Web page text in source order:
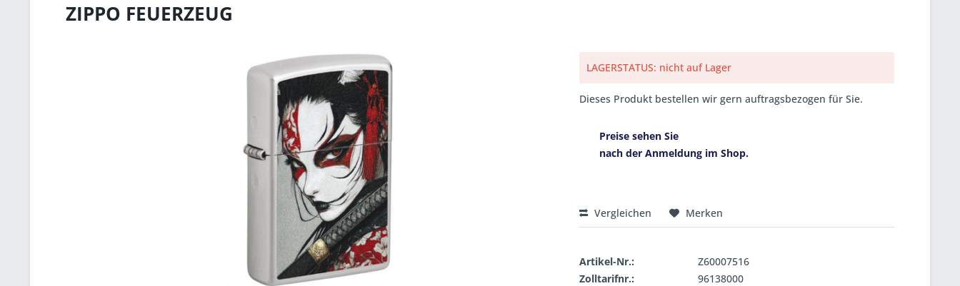
ZIPPO FEUERZEUG
LAGERSTATUS: nicht auf Lager
Dieses Produkt bestellen wir gern auftragsbezogen für Sie.
Preise sehen Sie
nach der Anmeldung im Shop.
Vergleichen Merken
Artikel-Nr.:
Z60007516
Zolltarifnr.:
96138000